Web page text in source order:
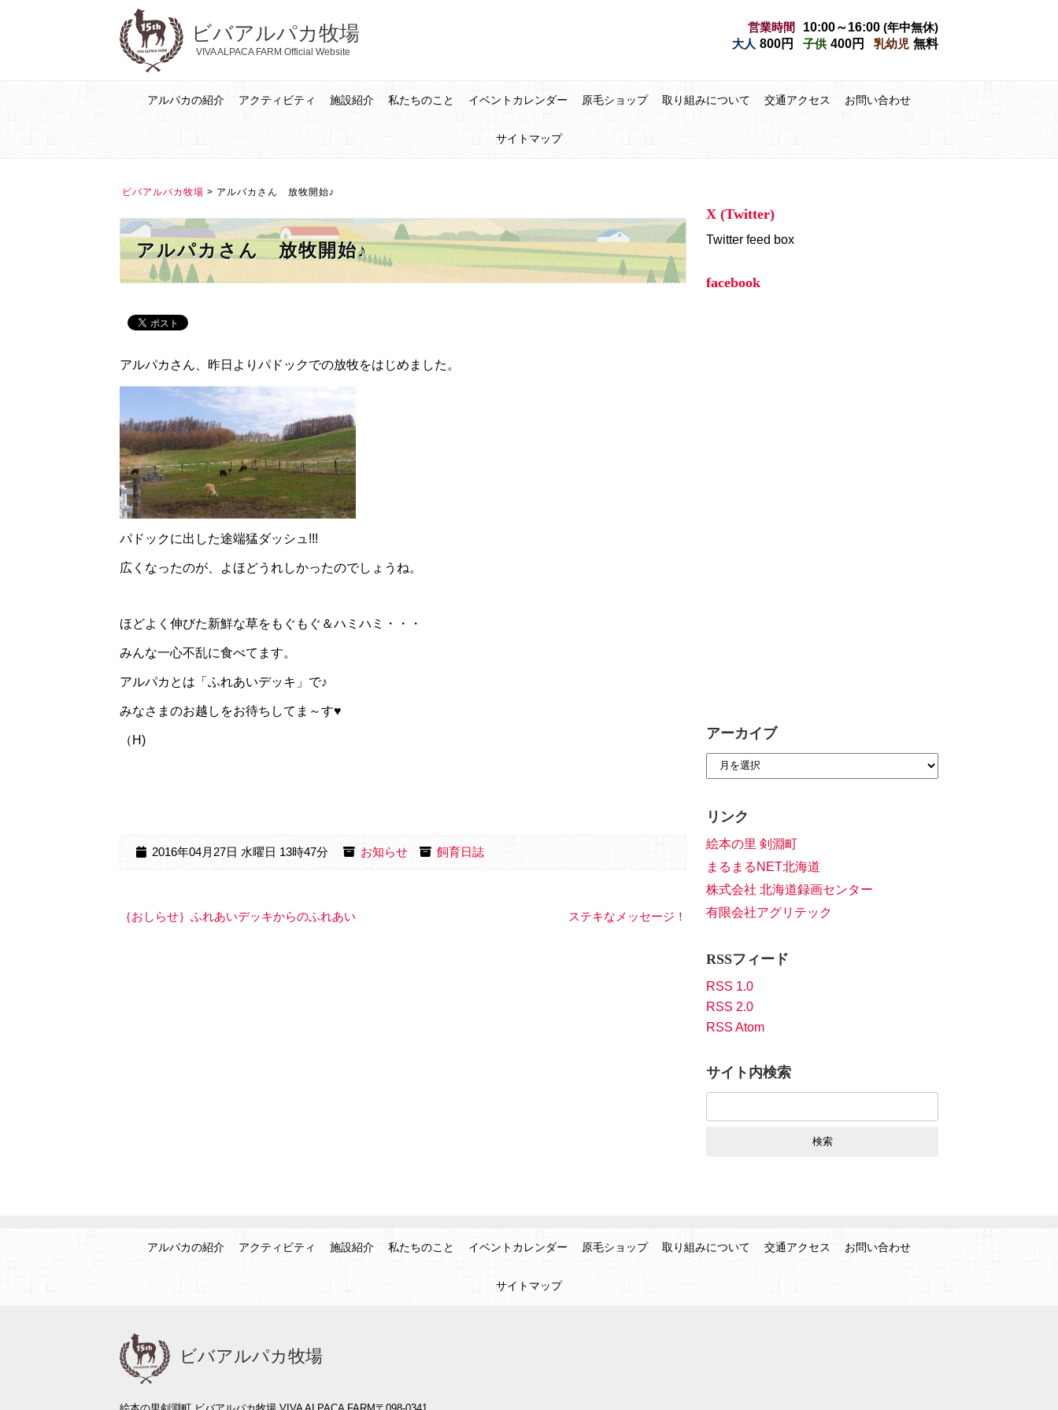
ビバアルパカ牧場
VIVA ALPACA FARM Official Website
営業時間 10:00～16:00 (年中無休)
大人 800円 子供 400円 乳幼児 無料
アルパカの紹介 アクティビティ 施設紹介 私たちのこと イベントカレンダー 原毛ショップ 取り組みについて 交通アクセス お問い合わせ
サイトマップ
ビバアルパカ牧場 > アルパカさん 放牧開始♪
アルパカさん 放牧開始♪
アルパカさん、昨日よりパドックでの放牧をはじめました。
パドックに出した途端猛ダッシュ!!!
広くなったのが、よほどうれしかったのでしょうね。
ほどよく伸びた新鮮な草をもぐもぐ＆ハミハミ・・・
みんな一心不乱に食べてます。
アルパカとは「ふれあいデッキ」で♪
みなさまのお越しをお待ちしてま～す♥
（H)
2016年04月27日 水曜日 13時47分 お知らせ 飼育日誌
｛おしらせ｝ふれあいデッキからのふれあい ステキなメッセージ！
X (Twitter)
Twitter feed box
facebook
アーカイブ
リンク
絵本の里 剣淵町
まるまるNET北海道
株式会社 北海道録画センター
有限会社アグリテック
RSSフィード
RSS 1.0
RSS 2.0
RSS Atom
サイト内検索
アルパカの紹介 アクティビティ 施設紹介 私たちのこと イベントカレンダー 原毛ショップ 取り組みについて 交通アクセス お問い合わせ
サイトマップ
ビバアルパカ牧場